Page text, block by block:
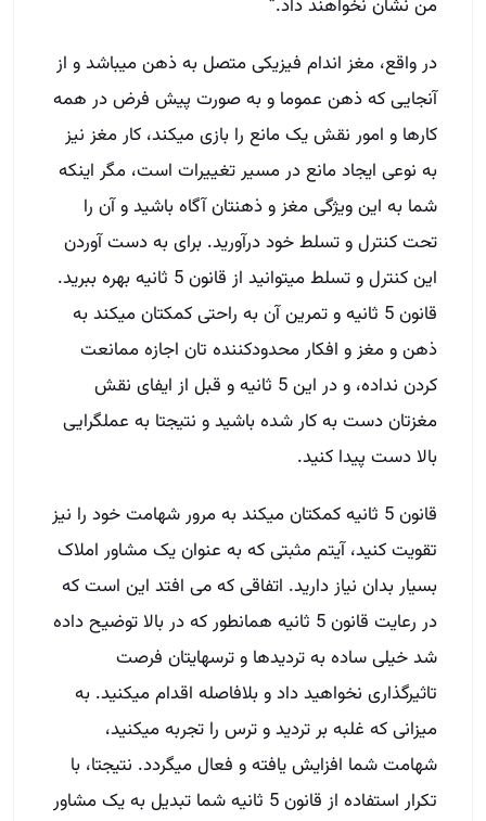
من نشان نخواهند داد.”
در واقع، مغز اندام فیزیکی متصل به ذهن میباشد و از
آنجایی که ذهن عموما و به صورت پیش فرض در همه
کارها و امور نقش یک مانع را بازی میکند، کار مغز نیز
به نوعی ایجاد مانع در مسیر تغییرات است، مگر اینکه
شما به این ویژگی مغز و ذهنتان آگاه باشید و آن را
تحت کنترل و تسلط خود درآورید. برای به دست آوردن
این کنترل و تسلط میتوانید از قانون 5 ثانیه بهره ببرید.
قانون 5 ثانیه و تمرین آن به راحتی کمکتان میکند به
ذهن و مغز و افکار محدودکننده تان اجازه ممانعت
کردن نداده، و در این 5 ثانیه و قبل از ایفای نقش
مغزتان دست به کار شده باشید و نتیجتا به عملگرایی
بالا دست پیدا کنید.
قانون 5 ثانیه کمکتان میکند به مرور شهامت خود را نیز
تقویت کنید، آیتم مثبتی که به عنوان یک مشاور املاک
بسیار بدان نیاز دارید. اتفاقی که می افتد این است که
در رعایت قانون 5 ثانیه همانطور که در بالا توضیح داده
شد خیلی ساده به تردیدها و ترسهایتان فرصت
تاثیرگذاری نخواهید داد و بلافاصله اقدام میکنید. به
میزانی که غلبه بر تردید و ترس را تجربه میکنید،
شهامت شما افزایش یافته و فعال میگردد. نتیجتا، با
تکرار استفاده از قانون 5 ثانیه شما تبدیل به یک مشاور